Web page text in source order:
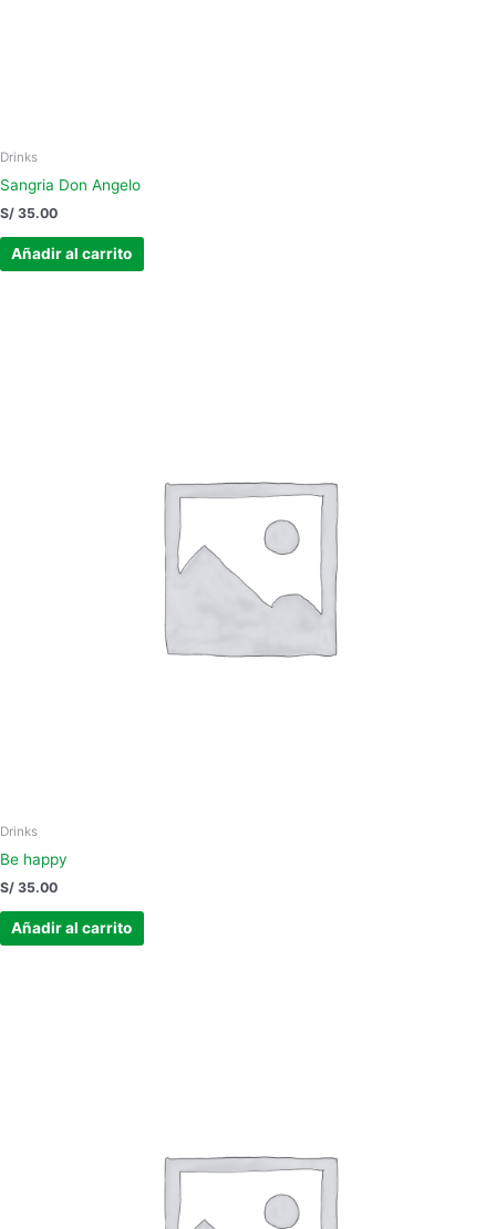
Drinks
Sangria Don Angelo
S/ 35.00
Añadir al carrito
Drinks
Be happy
S/ 35.00
Añadir al carrito